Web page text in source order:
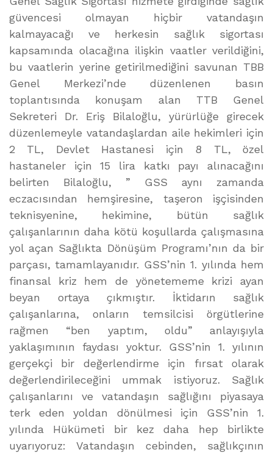
güvencesi olmayan hiçbir vatandaşın
kalmayacağı ve herkesin sağlık sigortası
kapsamında olacağına ilişkin vaatler verildiğini,
bu vaatlerin yerine getirilmediğini savunan TBB
Genel Merkezi’nde düzenlenen basın
toplantısında konuşam alan TTB Genel
Sekreteri Dr. Eriş Bilaloğlu, yürürlüğe girecek
düzenlemeyle vatandaşlardan aile hekimleri için
2 TL, Devlet Hastanesi için 8 TL, özel
hastaneler için 15 lira katkı payı alınacağını
belirten Bilaloğlu, ” GSS aynı zamanda
eczacısından hemşiresine, taşeron işçisinden
teknisyenine, hekimine, bütün sağlık
çalışanlarının daha kötü koşullarda çalışmasına
yol açan Sağlıkta Dönüşüm Programı’nın da bir
parçası, tamamlayanıdır. GSS’nin 1. yılında hem
finansal kriz hem de yönetememe krizi ayan
beyan ortaya çıkmıştır. İktidarın sağlık
çalışanlarına, onların temsilcisi örgütlerine
rağmen “ben yaptım, oldu” anlayışıyla
yaklaşımının faydası yoktur. GSS’nin 1. yılının
gerçekçi bir değerlendirme için fırsat olarak
değerlendirileceğini ummak istiyoruz. Sağlık
çalışanlarını ve vatandaşın sağlığını piyasaya
terk eden yoldan dönülmesi için GSS’nin 1.
yılında Hükümeti bir kez daha hep birlikte
uyarıyoruz: Vatandaşın cebinden, sağlıkçının